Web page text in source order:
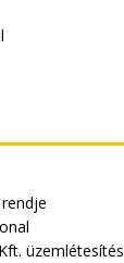
üzemlétesítés